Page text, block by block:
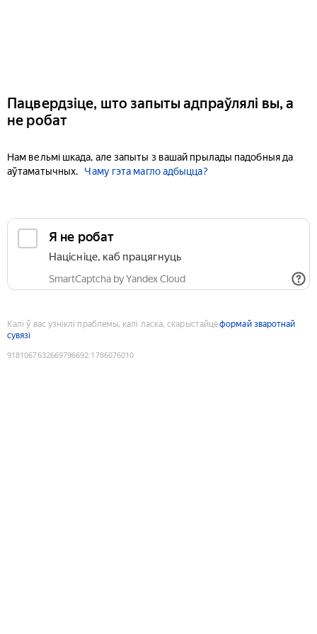
Пацвердзіце, што запыты адпраўлялі вы, а
не робат
Нам вельмі шкада, але запыты з вашай прылады падобныя да
аўтаматычных.
Чаму гэта магло адбыцца?
Я не робат
Націсніце, каб працягнуць
SmartCaptcha by Yandex Cloud
Калі ў вас узніклі праблемы, калі ласка, скарыстайцеформай зваротнай
сувязі
9181067632669796692:1786076010